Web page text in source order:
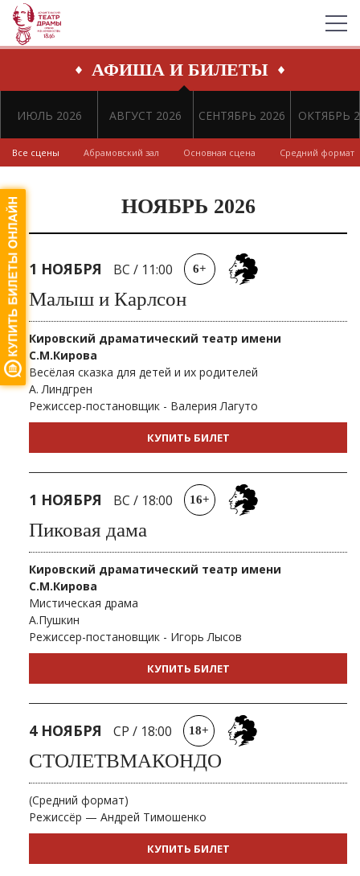
АФИША И БИЛЕТЫ
ИЮЛЬ 2026 АВГУСТ 2026 СЕНТЯБРЬ 2026 ОКТЯБРЬ
Все сцены Абрамовский зал Основная сцена Средний формат
НОЯБРЬ 2026
1 НОЯБРЯ ВС / 11:00 6+
Малыш и Карлсон
Кировский драматический театр имени
С.М.Кирова
Весёлая сказка для детей и их родителей
А. Линдгрен
Режиссер-постановщик - Валерия Лагуто
КУПИТЬ БИЛЕТ
1 НОЯБРЯ ВС / 18:00 16+
Пиковая дама
Кировский драматический театр имени
С.М.Кирова
Мистическая драма
А.Пушкин
Режиссер-постановщик - Игорь Лысов
КУПИТЬ БИЛЕТ
4 НОЯБРЯ СР / 18:00 18+
СТОЛЕТВМАКОНДО
(Средний формат)
Режиссёр — Андрей Тимошенко
КУПИТЬ БИЛЕТ